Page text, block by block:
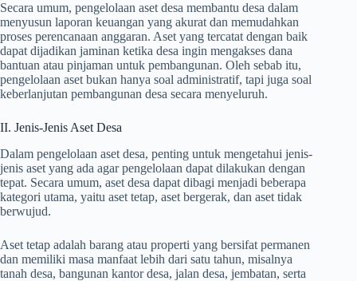
Secara umum, pengelolaan aset desa membantu desa dalam
menyusun laporan keuangan yang akurat dan memudahkan
proses perencanaan anggaran. Aset yang tercatat dengan baik
dapat dijadikan jaminan ketika desa ingin mengakses dana
bantuan atau pinjaman untuk pembangunan. Oleh sebab itu,
pengelolaan aset bukan hanya soal administratif, tapi juga soal
keberlanjutan pembangunan desa secara menyeluruh.
II. Jenis-Jenis Aset Desa
Dalam pengelolaan aset desa, penting untuk mengetahui jenis-
jenis aset yang ada agar pengelolaan dapat dilakukan dengan
tepat. Secara umum, aset desa dapat dibagi menjadi beberapa
kategori utama, yaitu aset tetap, aset bergerak, dan aset tidak
berwujud.
Aset tetap adalah barang atau properti yang bersifat permanen
dan memiliki masa manfaat lebih dari satu tahun, misalnya
tanah desa, bangunan kantor desa, jalan desa, jembatan, serta